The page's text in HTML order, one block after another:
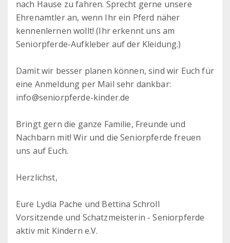
nach Hause zu fahren. Sprecht gerne unsere
Ehrenamtler an, wenn Ihr ein Pferd näher
kennenlernen wollt! (Ihr erkennt uns am
Seniorpferde-Aufkleber auf der Kleidung.)
Damit wir besser planen können, sind wir Euch für
eine Anmeldung per Mail sehr dankbar:
info@seniorpferde-kinder.de
Bringt gern die ganze Familie, Freunde und
Nachbarn mit! Wir und die Seniorpferde freuen
uns auf Euch.
Herzlichst,
Eure Lydia Pache und Bettina Schroll
Vorsitzende und Schatzmeisterin - Seniorpferde
aktiv mit Kindern e.V.